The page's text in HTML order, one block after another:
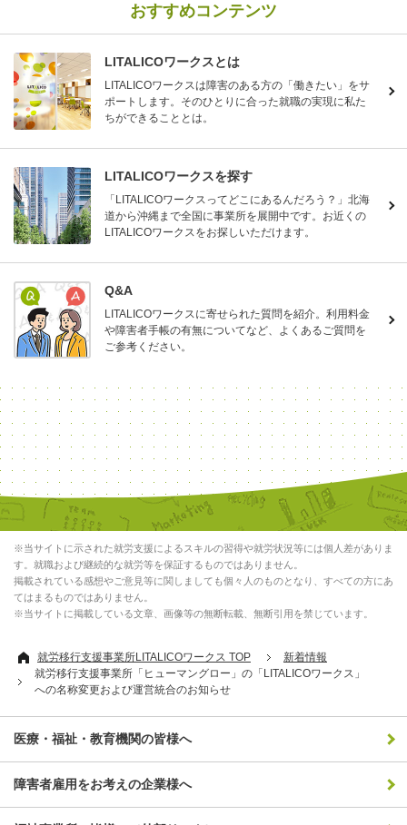
おすすめコンテンツ
LITALICOワークスとは
LITALICOワークスは障害のある方の「働きたい」をサ
ポートします。そのひとりに合った就職の実現に私た
ちができることとは。
LITALICOワークスを探す
「LITALICOワークスってどこにあるんだろう？」北海
道から沖縄まで全国に事業所を展開中です。お近くの
LITALICOワークスをお探しいただけます。
Q&A
LITALICOワークスに寄せられた質問を紹介。利用料金
や障害者手帳の有無についてなど、よくあるご質問を
ご参考ください。
※当サイトに示された就労支援によるスキルの習得や就労状況等には個人差がありま
す。就職および継続的な就労等を保証するものではありません。
掲載されている感想やご意見等に関しましても個々人のものとなり、すべての方にあ
てはまるものではありません。
※当サイトに掲載している文章、画像等の無断転載、無断引用を禁じています。
就労移行支援事業所LITALICOワークス TOP
新着情報
就労移行支援事業所「ヒューマングロー」の「LITALICOワークス」
への名称変更および運営統合のお知らせ
医療・福祉・教育機関の皆様へ
障害者雇用をお考えの企業様へ